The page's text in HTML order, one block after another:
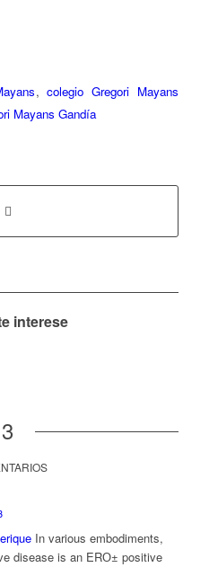
,colegio Gregori Mayans
Mayans Gandía
interese
3
In various embodiments,
disease is an ERО± positive